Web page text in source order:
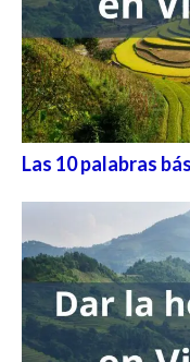
Las 10 palabras